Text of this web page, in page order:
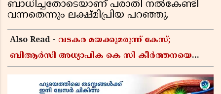
ബാധിച്ചതോടെയാണ് പരാതി നൽകേണ്ടി
വന്നതെന്നും ലക്ഷ്മിപ്രിയ പറഞ്ഞു.
Also Read - വടകര മയക്കുമരുന്ന് കേസ്;
ബിആർസി അധ്യാപിക കെ സി കീർത്തനയെ